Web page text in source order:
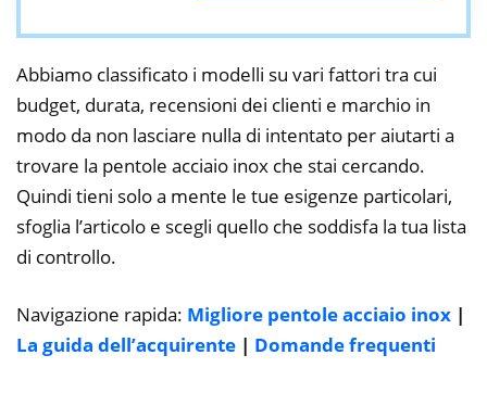
Abbiamo classificato i modelli su vari fattori tra cui
budget, durata, recensioni dei clienti e marchio in
modo da non lasciare nulla di intentato per aiutarti a
trovare la pentole acciaio inox che stai cercando.
Quindi tieni solo a mente le tue esigenze particolari,
sfoglia l’articolo e scegli quello che soddisfa la tua lista
di controllo.
Navigazione rapida: Migliore pentole acciaio inox |
La guida dell’acquirente | Domande frequenti